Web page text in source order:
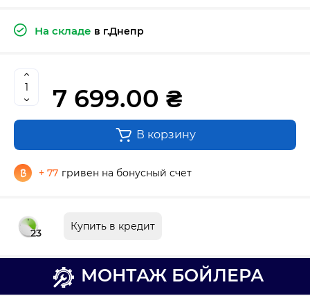
На складе в г.Днепр
7 699.00 ₴
В корзину
+ 77 гривен на бонусный счет
23
Купить в кредит
МОНТАЖ БОЙЛЕРА